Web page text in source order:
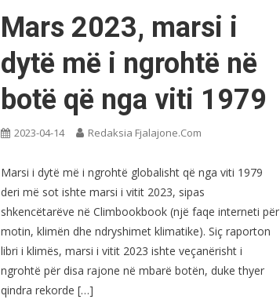
Mars 2023, marsi i
dytë më i ngrohtë në
botë që nga viti 1979
2023-04-14 Redaksia Fjalajone.com
Marsi i dytë më i ngrohtë globalisht që nga viti 1979
deri më sot ishte marsi i vitit 2023, sipas
shkencëtarëve në Climbookbook (një faqe interneti për
motin, klimën dhe ndryshimet klimatike). Siç raporton
libri i klimës, marsi i vitit 2023 ishte veçanërisht i
ngrohtë për disa rajone në mbarë botën, duke thyer
qindra rekorde […]